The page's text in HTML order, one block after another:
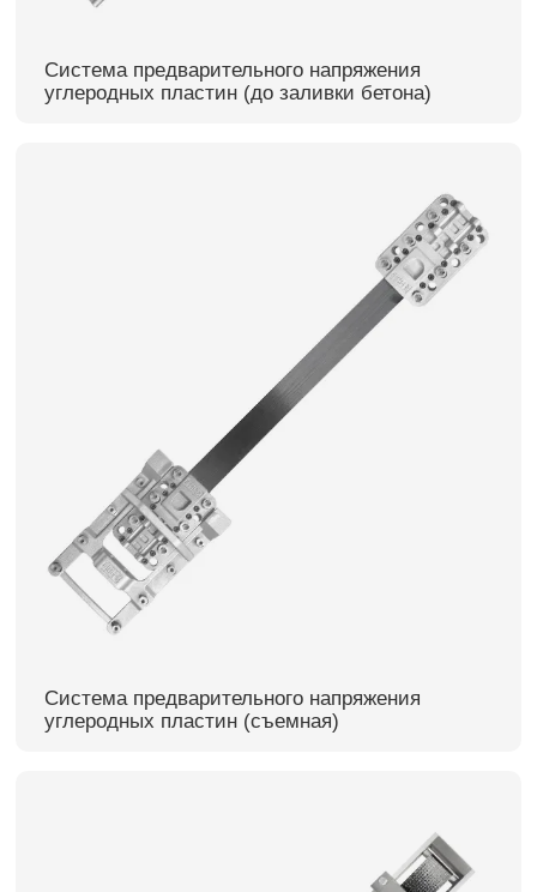
Система предварительного напряжения
углеродных пластин (до заливки бетона)
Система предварительного напряжения
углеродных пластин (съемная)